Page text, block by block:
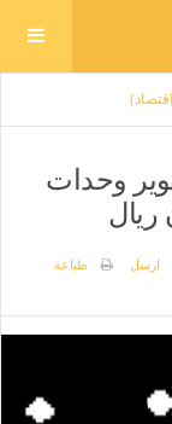
وحدات
ارسل طباعة